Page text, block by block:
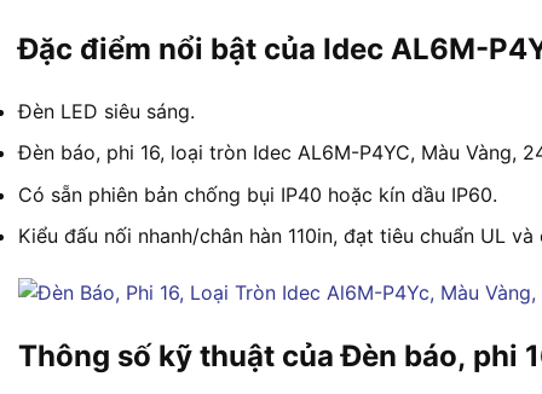
Đặc điểm nổi bật của Idec AL6M-
Đèn LED siêu sáng.
Đèn báo, phi 16, loại tròn Idec AL6M-P4YC, Màu Vàng,
Có sẵn phiên bản chống bụi IP40 hoặc kín dầu IP60.
Kiểu đấu nối nhanh/chân hàn 110in, đạt tiêu chuẩn UL và
Thông số kỹ thuật của Đèn báo, phi